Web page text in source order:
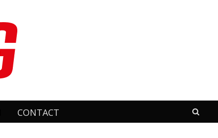
CONTACT